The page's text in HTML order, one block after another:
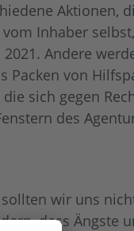
Aktionen,
Inhaber
Andere
Packen von
sich gegen
des
wir uns
dass Ängste